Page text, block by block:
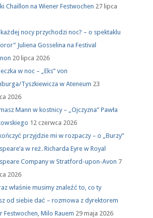
Chaillon na Wiener Festwochen 27 lipca
nocy przychodzi noc? – o spektaklu
Juliena Gosselina na Festival
20 lipca 2026
w noc – „Eks” von
Tyszkiewicza w Ateneum 23
2026
Mann w kostnicy – „Ojczyzna” Pawła
12 czerwca 2026
przyjdzie mi w rozpaczy – o „Burzy”
w reż. Richarda Eyre w Royal
Company w Stratford-upon-Avon 7
2026
właśnie musimy znaleźć to, co ty
od siebie dać – rozmowa z dyrektorem
Festwochen, Milo Rauem 29 maja 2026